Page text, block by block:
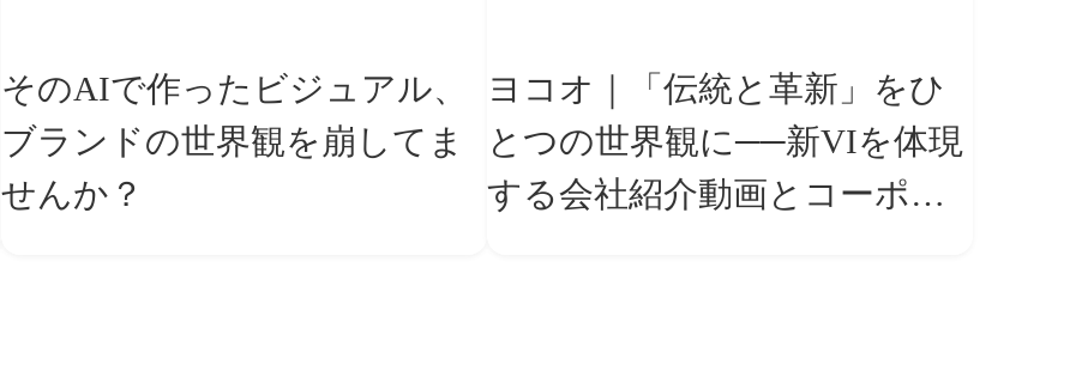
そのAIで作ったビジュアル、
ブランドの世界観を崩してま
せんか？
ヨコオ｜「伝統と革新」をひ
とつの世界観に──新VIを体現
する会社紹介動画とコーポレ